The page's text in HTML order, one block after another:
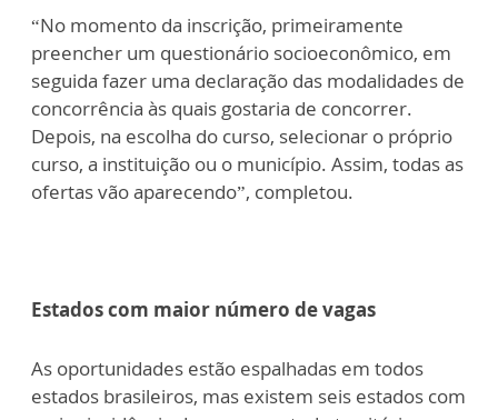
“No momento da inscrição, primeiramente
preencher um questionário socioeconômico, em
seguida fazer uma declaração das modalidades de
concorrência às quais gostaria de concorrer.
Depois, na escolha do curso, selecionar o próprio
curso, a instituição ou o município. Assim, todas as
ofertas vão aparecendo”, completou.
Estados com maior número de vagas
As oportunidades estão espalhadas em todos
estados brasileiros, mas existem seis estados com